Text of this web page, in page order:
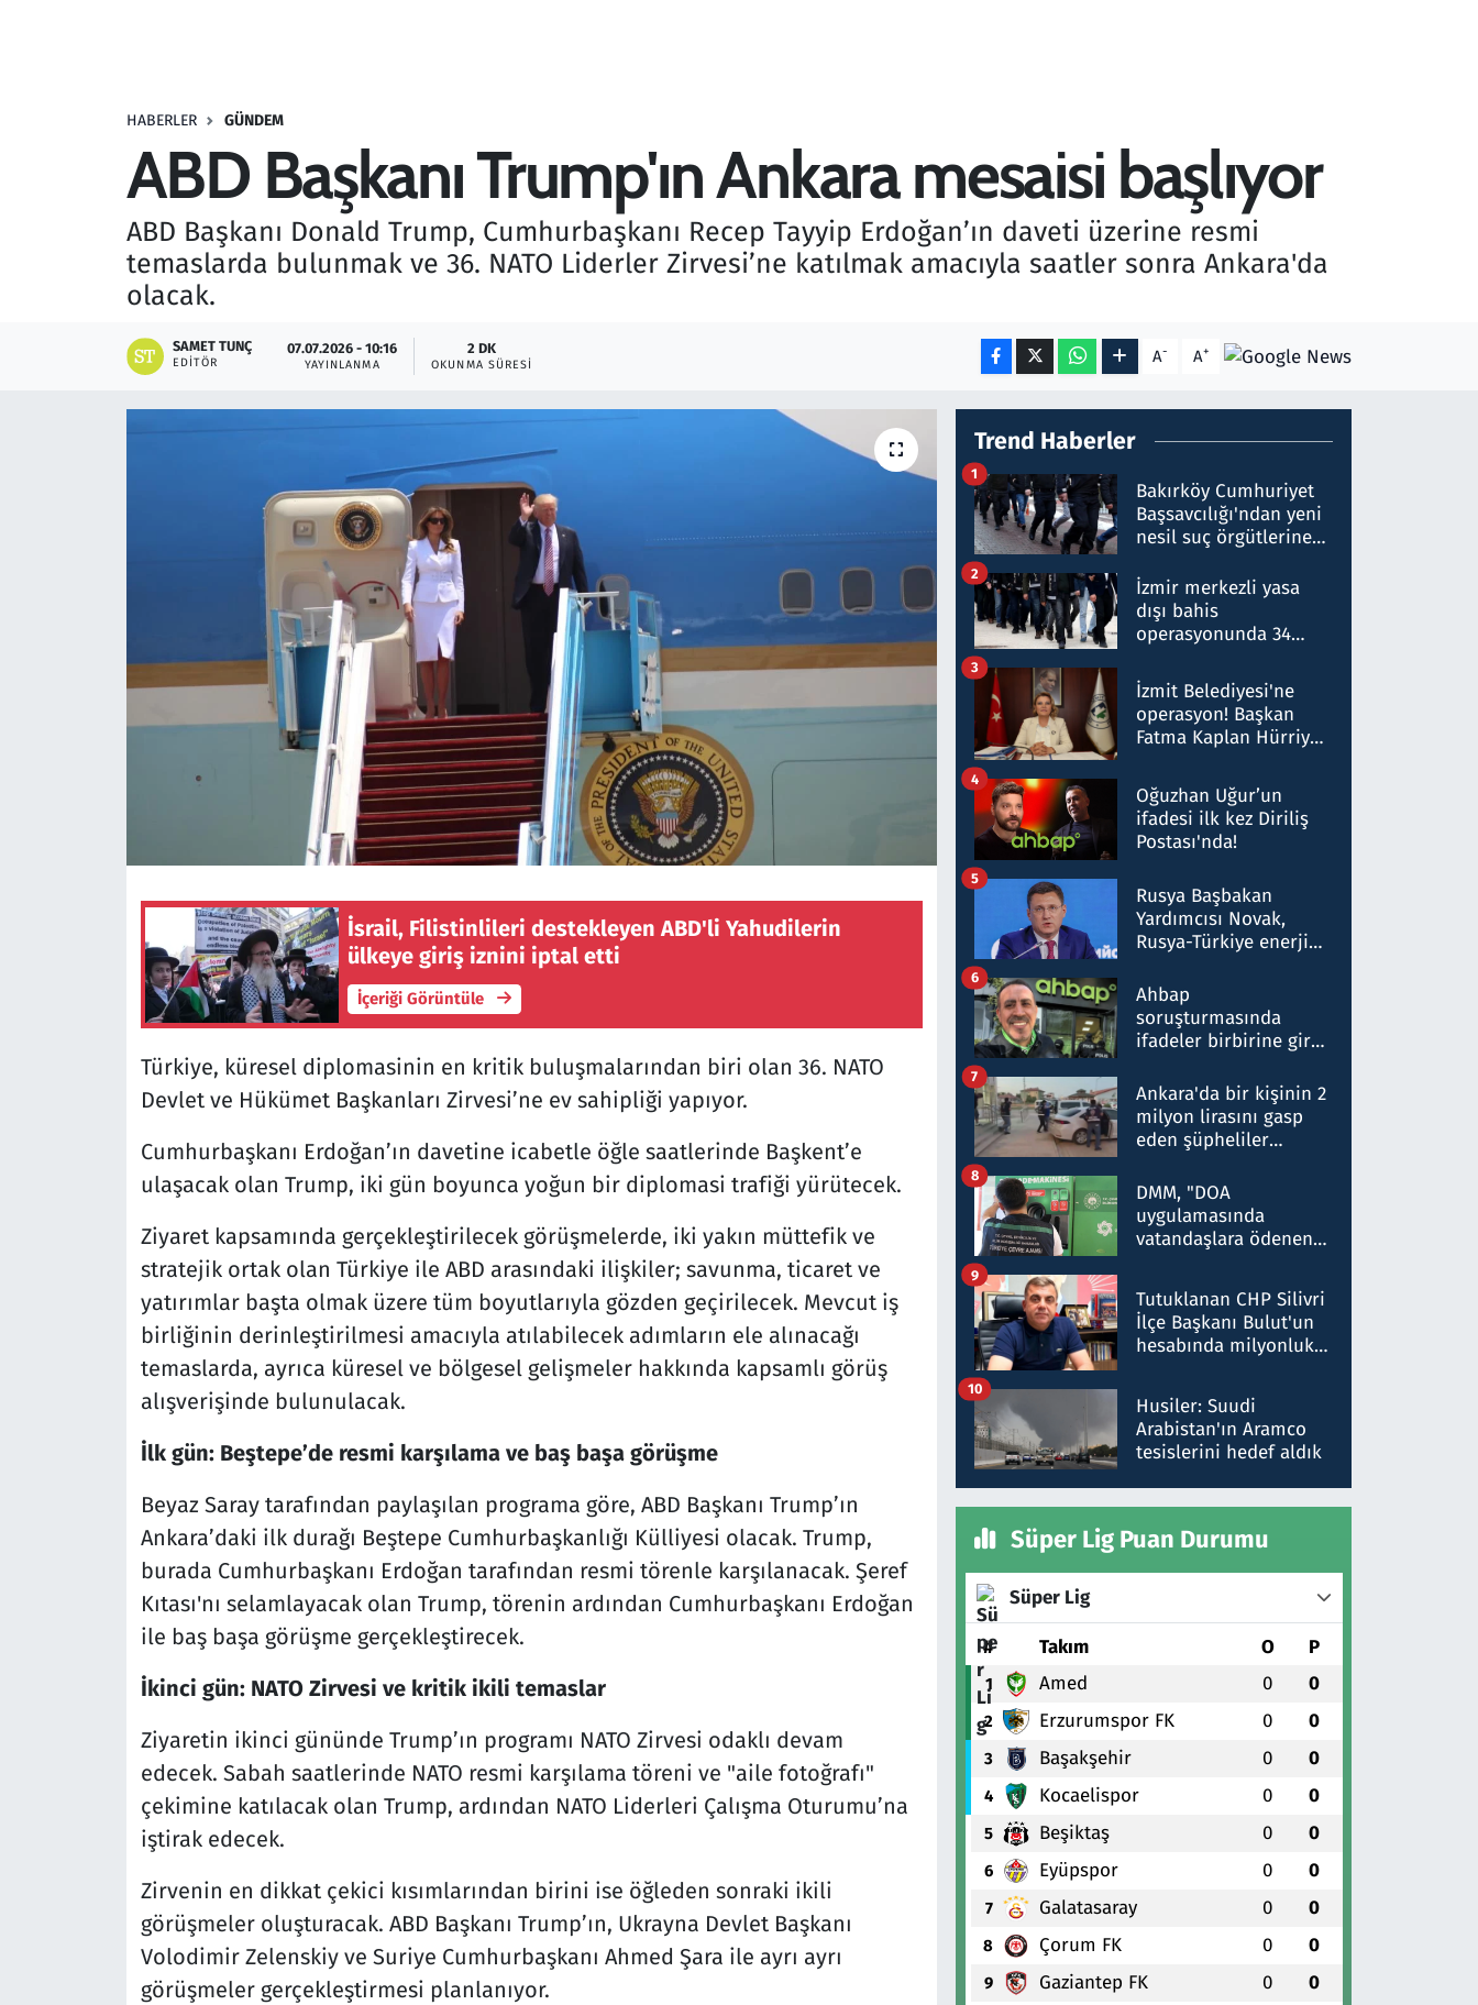
HABERLER GÜNDEM
ABD Başkanı Trump'ın Ankara mesaisi başlıyor
ABD Başkanı Donald Trump, Cumhurbaşkanı Recep Tayyip Erdoğan’ın daveti üzerine resmi
temaslarda bulunmak ve 36. NATO Liderler Zirvesi’ne katılmak amacıyla saatler sonra Ankara'da
olacak.
SAMET TUNÇ
EDITÖR
07.07.2026 - 10:16
YAYINLANMA
2 DK
OKUNMA SÜRESI A- A+
İsrail, Filistinlileri destekleyen ABD'li Yahudilerin
ülkeye giriş iznini iptal etti
İçeriği Görüntüle
Türkiye, küresel diplomasinin en kritik buluşmalarından biri olan 36. NATO
Devlet ve Hükümet Başkanları Zirvesi’ne ev sahipliği yapıyor.
Cumhurbaşkanı Erdoğan’ın davetine icabetle öğle saatlerinde Başkent’e
ulaşacak olan Trump, iki gün boyunca yoğun bir diplomasi trafiği yürütecek.
Ziyaret kapsamında gerçekleştirilecek görüşmelerde, iki yakın müttefik ve
stratejik ortak olan Türkiye ile ABD arasındaki ilişkiler; savunma, ticaret ve
yatırımlar başta olmak üzere tüm boyutlarıyla gözden geçirilecek. Mevcut iş
birliğinin derinleştirilmesi amacıyla atılabilecek adımların ele alınacağı
temaslarda, ayrıca küresel ve bölgesel gelişmeler hakkında kapsamlı görüş
alışverişinde bulunulacak.
İlk gün: Beştepe’de resmi karşılama ve baş başa görüşme
Beyaz Saray tarafından paylaşılan programa göre, ABD Başkanı Trump’ın
Ankara’daki ilk durağı Beştepe Cumhurbaşkanlığı Külliyesi olacak. Trump,
burada Cumhurbaşkanı Erdoğan tarafından resmi törenle karşılanacak. Şeref
Kıtası'nı selamlayacak olan Trump, törenin ardından Cumhurbaşkanı Erdoğan
ile baş başa görüşme gerçekleştirecek.
İkinci gün: NATO Zirvesi ve kritik ikili temaslar
Ziyaretin ikinci gününde Trump’ın programı NATO Zirvesi odaklı devam
edecek. Sabah saatlerinde NATO resmi karşılama töreni ve "aile fotoğrafı"
çekimine katılacak olan Trump, ardından NATO Liderleri Çalışma Oturumu’na
iştirak edecek.
Zirvenin en dikkat çekici kısımlarından birini ise öğleden sonraki ikili
görüşmeler oluşturacak. ABD Başkanı Trump’ın, Ukrayna Devlet Başkanı
Volodimir Zelenskiy ve Suriye Cumhurbaşkanı Ahmed Şara ile ayrı ayrı
görüşmeler gerçekleştirmesi planlanıyor.
Trend Haberler
Bakırköy Cumhuriyet
Başsavcılığı'ndan yeni
nesil suç örgütlerine
hakkında gözaltı kararı
1
İzmir merkezli yasa
dışı bahis
operasyonunda 34
Milyar liralık para
trafiği tespit edildi
2
İzmit Belediyesi'ne
operasyon! Başkan
Fatma Kaplan Hürriyet
3
Oğuzhan Uğur’un
ifadesi ilk kez Diriliş
Postası'nda!
4
Rusya Başbakan
Yardımcısı Novak,
Rusya-Türkiye enerji
nitelikte olduğunu
belirtti
5
Ahbap
soruşturmasında
ifadeler birbirine girdi:
ifadelerinden ortaya
çıkan tablo şok etti
6
Ankara'da bir kişinin 2
milyon lirasını gasp
eden şüpheliler
7
DMM, "DOA
uygulamasında
vatandaşlara ödenen
düşürüldüğü" iddiasını
yalanladı
8
Tutuklanan CHP Silivri
İlçe Başkanı Bulut'un
hesabında milyonluk
talimat verdi, ben
gönderdim
9
Husiler: Suudi
Arabistan'ın Aramco
tesislerini hedef aldık
10
Süper Lig Puan Durumu
Süper Lig
# Takım O P
1 Amed 0 0
2 Erzurumspor FK 0 0
3 Başakşehir 0 0
4 Kocaelispor 0 0
5 Beşiktaş 0 0
6 Eyüpspor 0 0
7 Galatasaray 0 0
8 Çorum FK 0 0
9 Gaziantep FK 0 0
Savunma Sanayi
Seçim 2023